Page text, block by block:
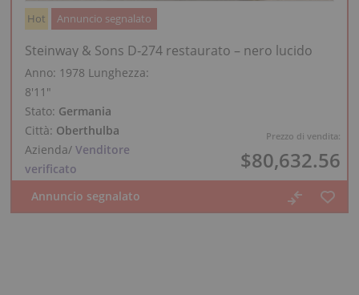
Prezzo di vendita:
$80,632.56
Hot Annuncio segnalato
Steinway & Sons D‑274 restaurato – nero lucido
Anno: 1978 Lunghezza:
8′11″
Stato: Germania
Città: Oberthulba
Azienda/ Venditore
verificato